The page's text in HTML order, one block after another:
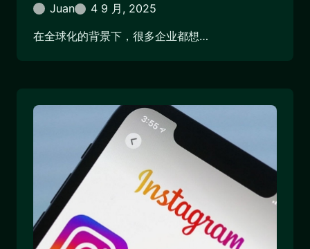
Juan
4 9 月, 2025
在全球化的背景下，很多企业都想…